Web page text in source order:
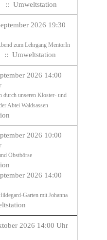
:: Umweltstation
2026 19:30
zum Lehrgang MentorIn
:: Umweltstation
2026 14:00
durch unseren Kloster- und
Abtei Waldsassen
2026 10:00
Obstbörse
2026 14:00
Garten mit Johanna
2026 14:00 Uhr